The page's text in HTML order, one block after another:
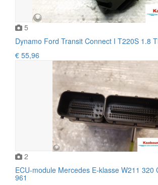
5
Dynamo Ford Transit Connect I T220S 1.8
€ 55,96
2
ECU-module Mercedes E-klasse W211 320
961